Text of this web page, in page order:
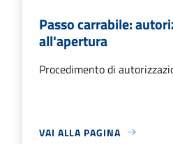
Passo carrabile:
all'apertura
Procedimento di
VAI ALLA PAGINA